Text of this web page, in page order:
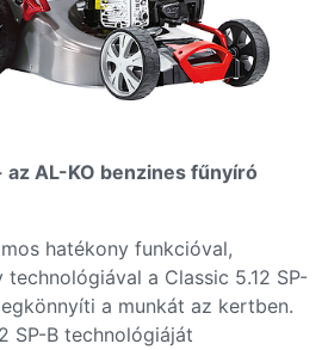
AL-KO benzines fűnyíró
hatékony funkcióval,
a Classic 5.12 SP-
a munkát az kertben.
SP-B technológiáját